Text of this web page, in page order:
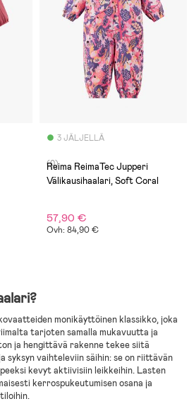
3 JÄLJELLÄ
(0)
Reima ReimaTec Jupperi
Välikausihaalari, Soft Coral
57,90 €
Ovh: 84,90 €
monikäyttöinen klassikko, joka
tarjoten samalla mukavuutta ja
ja hengittävä rakenne tekee siitä
syksyn vaihteleviin säihin: se on riittävän
kevyt aktiivisiin leikkeihin. Lasten
kerrospukeutumisen osana ja